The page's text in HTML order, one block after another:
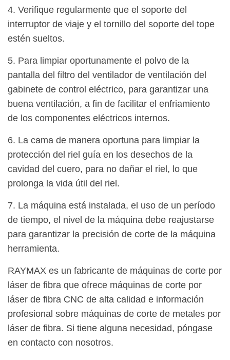
4. Verifique regularmente que el soporte del
interruptor de viaje y el tornillo del soporte del tope
estén sueltos.
5. Para limpiar oportunamente el polvo de la
pantalla del filtro del ventilador de ventilación del
gabinete de control eléctrico, para garantizar una
buena ventilación, a fin de facilitar el enfriamiento
de los componentes eléctricos internos.
6. La cama de manera oportuna para limpiar la
protección del riel guía en los desechos de la
cavidad del cuero, para no dañar el riel, lo que
prolonga la vida útil del riel.
7. La máquina está instalada, el uso de un período
de tiempo, el nivel de la máquina debe reajustarse
para garantizar la precisión de corte de la máquina
herramienta.
RAYMAX es un fabricante de máquinas de corte por
láser de fibra que ofrece máquinas de corte por
láser de fibra CNC de alta calidad e información
profesional sobre máquinas de corte de metales por
láser de fibra. Si tiene alguna necesidad, póngase
en contacto con nosotros.